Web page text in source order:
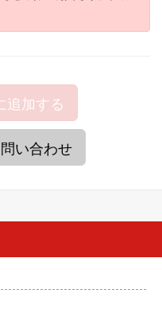
追加する
い合わせ